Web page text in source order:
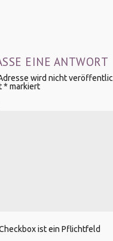
EINE ANTWORT
wird nicht
* markiert
ist ein Pflichtfeld